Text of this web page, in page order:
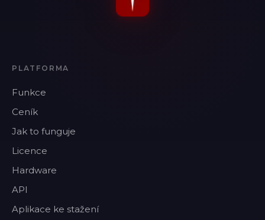
PLATFORMA
Funkce
Ceník
Jak to funguje
Licence
Hardware
API
Aplikace ke stažení